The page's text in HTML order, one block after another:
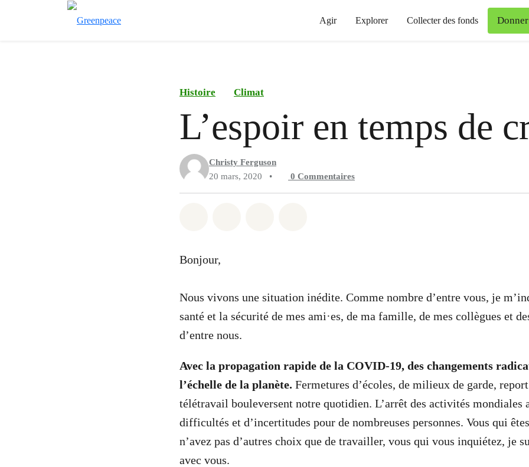
Agir Explorer Collecter des fonds Donner
Histoire Climat
L’espoir en temps de
Christy Ferguson
20 mars, 2020
• 0 Commentaires
Bonjour,
Nous vivons une situation inédite. Comme nombre d’entre vous, je
santé et la sécurité de mes ami·es, de ma famille, de mes collègues et
d’entre nous.
Avec la propagation rapide de la COVID-19, des changements
l’échelle de la planète. Fermetures d’écoles, de milieux de garde,
télétravail bouleversent notre quotidien. L’arrêt des activités mondiales
difficultés et d’incertitudes pour de nombreuses personnes. Vous qui
n’avez pas d’autres choix que de travailler, vous qui vous inquiétez, je
avec vous.